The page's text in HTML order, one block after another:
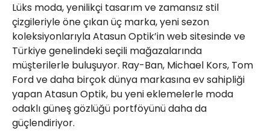
Lüks moda, yenilikçi tasarım ve zamansız stil
çizgileriyle öne çıkan üç marka, yeni sezon
koleksiyonlarıyla Atasun Optik’in web sitesinde ve
Türkiye genelindeki seçili mağazalarında
müşterilerle buluşuyor. Ray-Ban, Michael Kors, Tom
Ford ve daha birçok dünya markasına ev sahipliği
yapan Atasun Optik, bu yeni eklemelerle moda
odaklı güneş gözlüğü portföyünü daha da
güçlendiriyor.